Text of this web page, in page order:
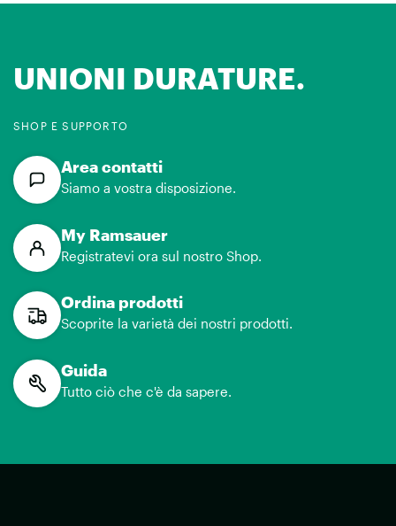
UNIONI DURATURE.
SHOP E SUPPORTO
Area contatti
Siamo a vostra disposizione.
My Ramsauer
Registratevi ora sul nostro Shop.
Ordina prodotti
Scoprite la varietà dei nostri prodotti.
Guida
Tutto ciò che c'è da sapere.